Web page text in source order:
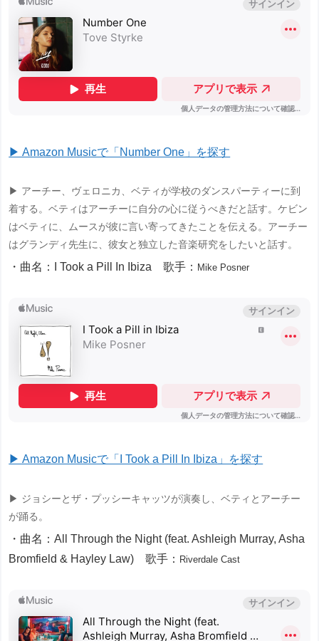
▶ Amazon Musicで「Number One」を探す
▶ アーチー、ヴェロニカ、ベティが学校のダンスパーティーに到
着する。ベティはアーチーに自分の心に従うべきだと話す。ケビン
はベティに、ムースが彼に言い寄ってきたことを伝える。アーチー
はグランディ先生に、彼女と独立した音楽研究をしたいと話す。
・曲名：I Took a Pill In Ibiza 歌手： Mike Posner
▶ Amazon Musicで「I Took a Pill In Ibiza」を探す
▶ ジョシーとザ・プッシーキャッツが演奏し、ベティとアーチー
が踊る。
・曲名：All Through the Night (feat. Ashleigh Murray, Asha
Bromfield & Hayley Law) 歌手： Riverdale Cast